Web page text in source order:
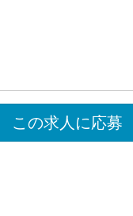
この求人に応募